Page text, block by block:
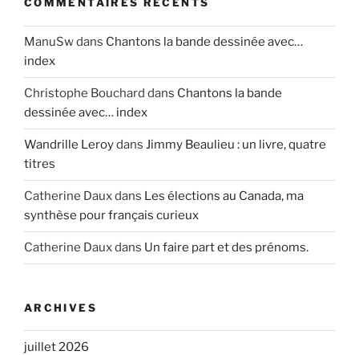
ManuSwdans Chantons la bande dessinée avec…
index
Christophe Bouchard dans Chantons la bande
dessinée avec… index
Wandrille Leroydans Jimmy Beaulieu : un livre, quatre
titres
Catherine Dauxdans Les élections au Canada, ma
synthèse pour français curieux
Catherine Dauxdans Un faire part et des prénoms.
ARCHIVES
juillet 2026